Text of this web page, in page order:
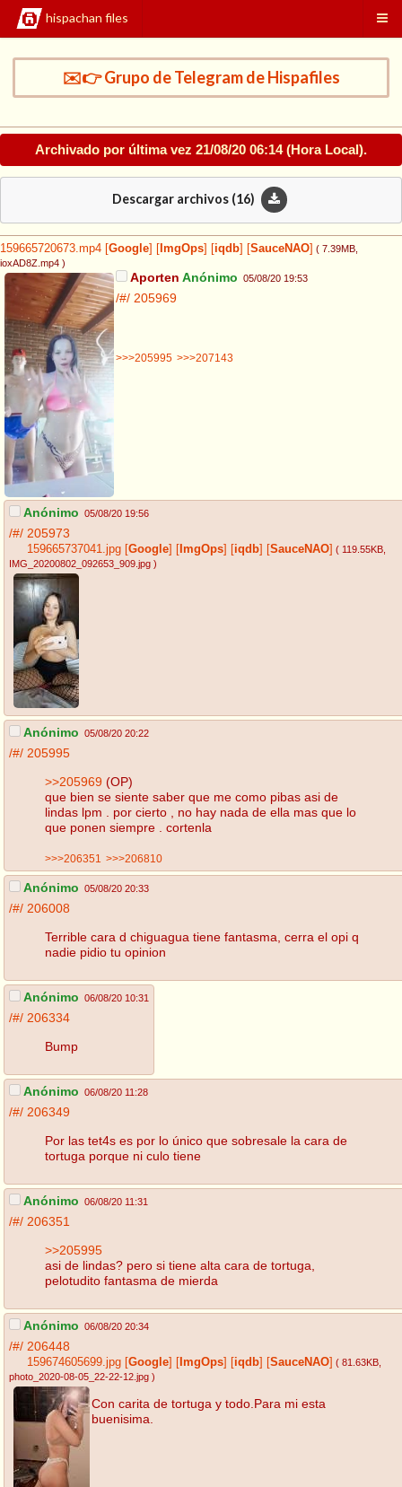
hispachan files
✉️👉 Grupo de Telegram de Hispafiles
Archivado por última vez 21/08/20 06:14(Hora Local).
Descargar archivos (16)
159665720673.mp4 Google ImgOps iqdb SauceNAO ( 7.39MB
ioxAD8Z.mp4 )
Aporten Anónimo 05/08/20 19:53
/#/ 205969
>>>205995 >>>207143
Anónimo 05/08/20 19:56
/#/ 205973
159665737041.jpg [Google] [ ImgOps] [iqdb] [SauceNAO] ( 119.55KB
IMG_20200802_092653_909.jpg )
Anónimo 05/08/20 20:22
/#/ 205995
>>205969 (OP)
que bien se siente saber que me como pibas asi de
lindas lpm . por cierto , no hay nada de ella mas que lo
que ponen siempre . cortenla
>>>206351 >>>206810
Anónimo 05/08/20 20:33
/#/ 206008
Terrible cara d chiguagua tiene fantasma, cerra el opi q
nadie pidio tu opinion
Anónimo 06/08/20 10:31
/#/ 206334
Bump
Anónimo 06/08/20 11:28
/#/ 206349
Por las tet4s es por lo único que sobresale la cara de
tortuga porque ni culo tiene
Anónimo 06/08/20 11:31
/#/ 206351
>>205995
asi de lindas? pero si tiene alta cara de tortuga,
pelotudito fantasma de mierda
Anónimo 06/08/20 20:34
/#/ 206448
159674605699.jpg [Google] [ ImgOps] [iqdb] [SauceNAO] ( 81.63KB
photo_2020-08-05_22-22-12.jpg )
Con carita de tortuga y todo.Para mi esta
buenisima.